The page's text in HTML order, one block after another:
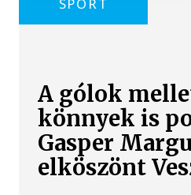
A gólok
könnyek is
Gasper
elköszönt